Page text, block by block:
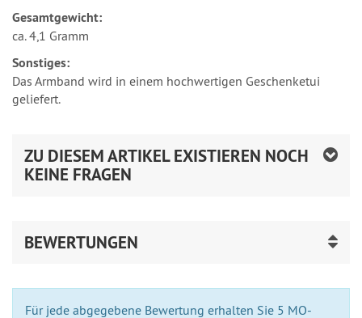
Gesamtgewicht:
ca. 4,1 Gramm
Sonstiges:
Das Armband wird in einem hochwertigen Geschenketui
geliefert.
ZU DIESEM ARTIKEL EXISTIEREN NOCH
KEINE FRAGEN
BEWERTUNGEN
Für jede abgegebene Bewertung erhalten Sie 5 MO-